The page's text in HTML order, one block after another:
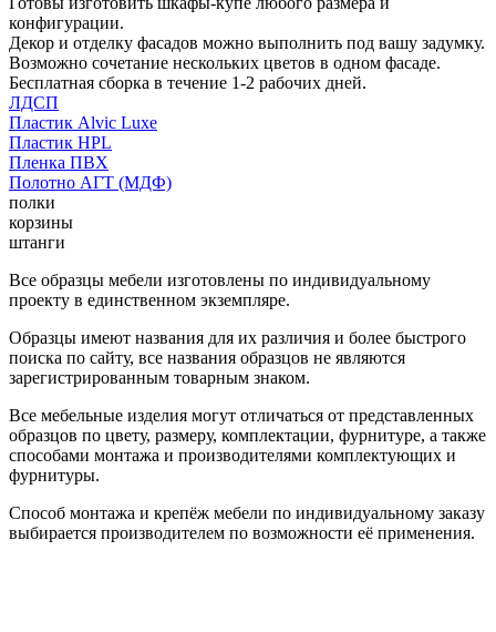
конфигурации.
Декор и отделку фасадов можно выполнить под вашу задумку.
Возможно сочетание нескольких цветов в одном фасаде.
Бесплатная сборка в течение 1-2 рабочих дней.
ЛДСП
Пластик Alvic Luxe
Пластик HPL
Пленка ПВХ
Полотно АГТ (МДФ)
полки
корзины
штанги
Все образцы мебели изготовлены по индивидуальному
проекту в единственном экземпляре.
Образцы имеют названия для их различия и более быстрого
поиска по сайту, все названия образцов не являются
зарегистрированным товарным знаком.
Все мебельные изделия могут отличаться от представленных
образцов по цвету, размеру, комплектации, фурнитуре, а также
способами монтажа и производителями комплектующих и
фурнитуры.
Способ монтажа и крепёж мебели по индивидуальному заказу
выбирается производителем по возможности её применения.